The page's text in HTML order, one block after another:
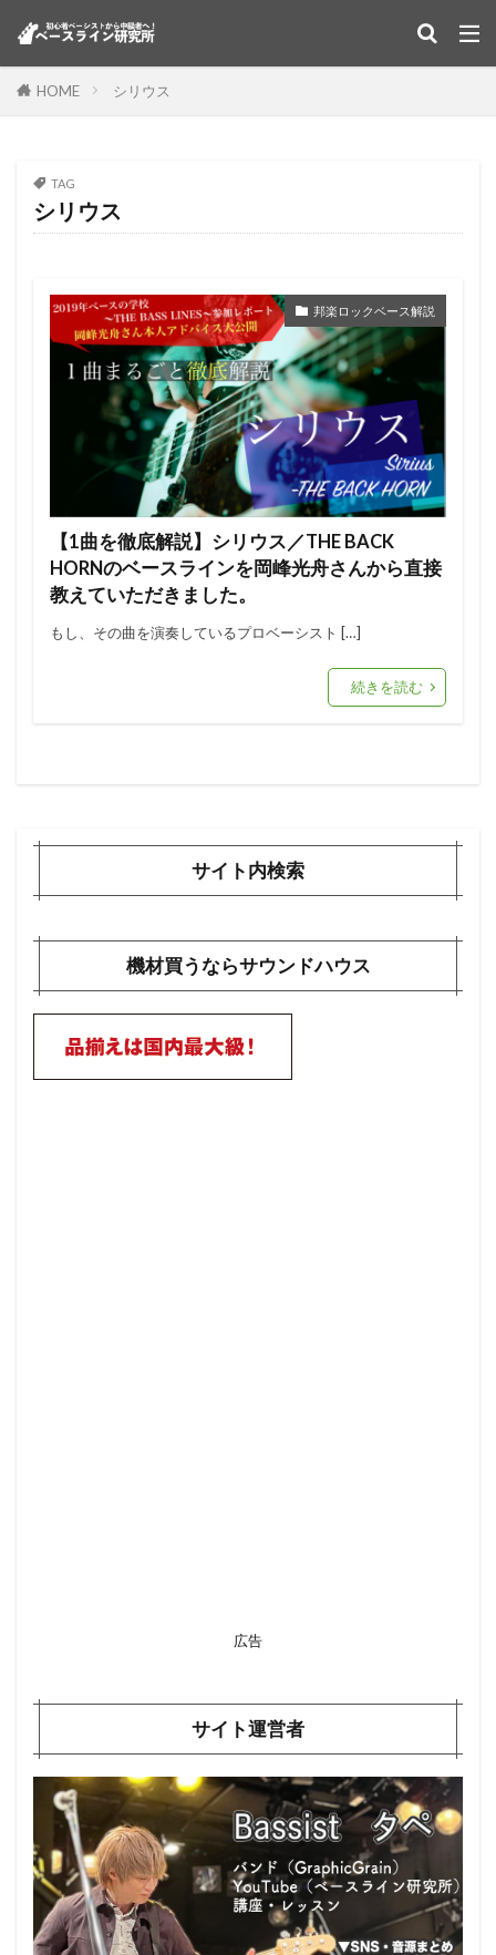
HOME シリウス
TAG
シリウス
邦楽ロックベース解説
【1曲を徹底解説】シリウス／THE BACK
HORNのベースラインを岡峰光舟さんから直接
教えていただきました。
もし、その曲を演奏しているプロベーシスト […]
続きを読む
サイト内検索
機材買うならサウンドハウス
広告
サイト運営者